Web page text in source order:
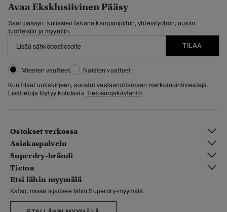
Avaa Eksklusiivinen Pääsy
Saat pääsyn: kulissien takana kampanjoihin, yhteistyöhön, uusiin
tuotteisiin ja myyntiin.
TILAA
Miesten vaatteet
Naisten vaatteet
Kun tilaat uutiskirjeen, suostut vastaanottamaan markkinointiviestejä.
Lisätietoja löytyy kohdasta Tietosuojakäytäntö
Ostokset verkossa
Asiakaspalvelu
Superdry-brändi
Tietoa
Etsi lähin myymälä
Katso, missä sijaitsee lähin Superdry-myymälä.